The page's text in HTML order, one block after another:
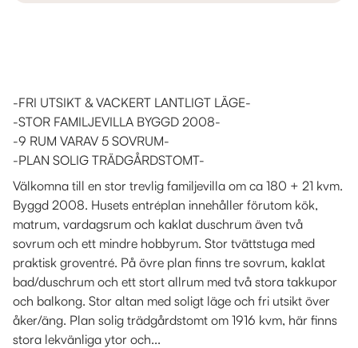
-FRI UTSIKT & VACKERT LANTLIGT LÄGE-
-STOR FAMILJEVILLA BYGGD 2008-
-9 RUM VARAV 5 SOVRUM-
-PLAN SOLIG TRÄDGÅRDSTOMT-
Välkomna till en stor trevlig familjevilla om ca 180 + 21 kvm.
Byggd 2008. Husets entréplan innehåller förutom kök,
matrum, vardagsrum och kaklat duschrum även två
sovrum och ett mindre hobbyrum. Stor tvättstuga med
praktisk groventré. På övre plan finns tre sovrum, kaklat
bad/duschrum och ett stort allrum med två stora takkupor
och balkong. Stor altan med soligt läge och fri utsikt över
åker/äng. Plan solig trädgårdstomt om 1916 kvm, här finns
stora lekvänliga ytor och...